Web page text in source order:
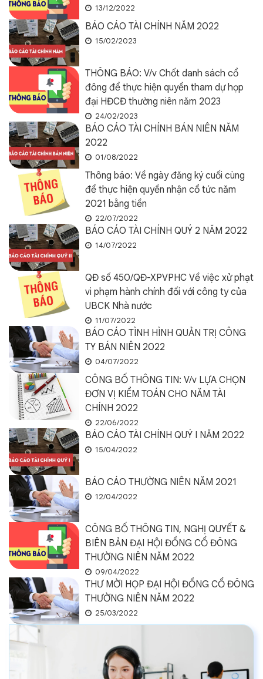
13/12/2022
BÁO CÁO TÀI CHÍNH NĂM 2022
15/02/2023
THÔNG BÁO: V/v Chốt danh sách cổ
đông để thực hiện quyền tham dự họp
đại HĐCĐ thường niên năm 2023
24/02/2023
BÁO CÁO TÀI CHÍNH BÁN NIÊN NĂM
2022
01/08/2022
Thông báo: Về ngày đăng ký cuối cùng
để thực hiện quyền nhận cổ tức năm
2021 bằng tiền
22/07/2022
BÁO CÁO TÀI CHÍNH QUÝ 2 NĂM 2022
14/07/2022
QĐ số 450/QĐ-XPVPHC Về việc xử phạt
vi phạm hành chính đối với công ty của
UBCK Nhà nước
11/07/2022
BÁO CÁO TÌNH HÌNH QUẢN TRỊ CÔNG
TY BÁN NIÊN 2022
04/07/2022
CÔNG BỐ THÔNG TIN: V/v LỰA CHỌN
ĐƠN VỊ KIỂM TOÁN CHO NĂM TÀI
CHÍNH 2022
22/06/2022
BÁO CÁO TÀI CHÍNH QUÝ I NĂM 2022
15/04/2022
BÁO CÁO THƯỜNG NIÊN NĂM 2021
12/04/2022
CÔNG BỐ THÔNG TIN, NGHỊ QUYẾT &
BIÊN BẢN ĐẠI HỘI ĐỒNG CỔ ĐÔNG
THƯỜNG NIÊN NĂM 2022
09/04/2022
THƯ MỜI HỌP ĐẠI HỘI ĐỒNG CỔ ĐÔNG
THƯỜNG NIÊN NĂM 2022
25/03/2022